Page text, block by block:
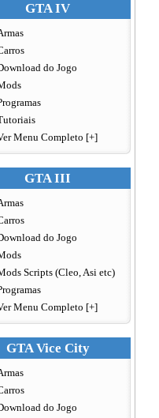
GTA IV
do Jogo
Menu Completo [+]
GTA III
do Jogo
Scripts (Cleo, Asi etc)
Menu Completo [+]
GTA Vice City
do Jogo